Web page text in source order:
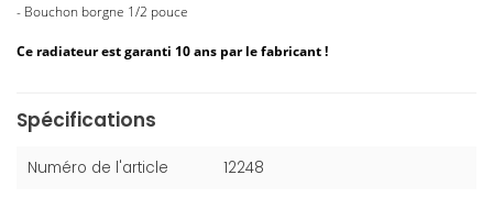
- Bouchon borgne 1/2 pouce
Ce radiateur est garanti 10 ans par le fabricant !
Spécifications
Numéro de l'article 12248